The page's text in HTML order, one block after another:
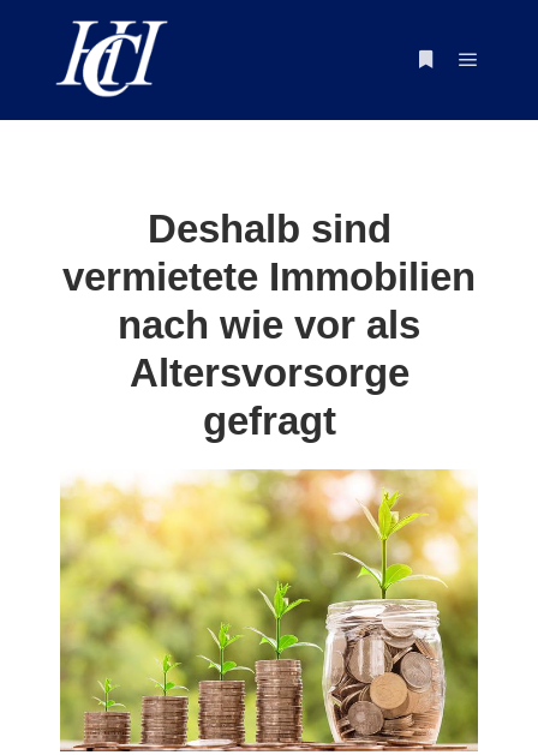
Deshalb sind
vermietete Immobilien
nach wie vor als
Altersvorsorge
gefragt